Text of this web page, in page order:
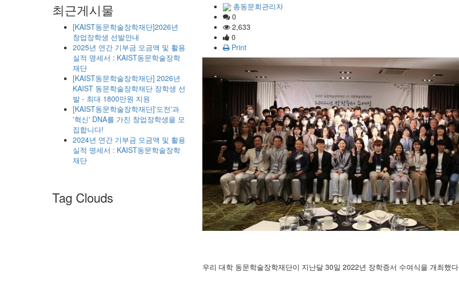
최근게시물
[KAIST동문학술장학재단]2026년
창업장학생 선발안내
2025년 연간 기부금 모금액 및 활용
실적 명세서 : KAIST동문학술장학
재단
[KAIST동문학술장학재단] 2026년
KAIST 동문학술장학재단 장학생 선
발 - 최대 1800만원 지원
[KAIST동문학술장학재단]'도전'과
'혁신' DNA를 가진 창업장학생을 모
집합니다!
2024년 연간 기부금 모금액 및 활용
실적 명세서 : KAIST동문학술장학
재단
Tag Clouds
총동문회관리자
0
2,633
0
Print
우리 대학 동문학술장학재단이 지난달 30일 2022년 장학증서 수여식을 개최했